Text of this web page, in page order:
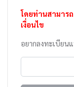
โดยท่านสามารถ
เงื่อนไข
อยากลงทะเบียน